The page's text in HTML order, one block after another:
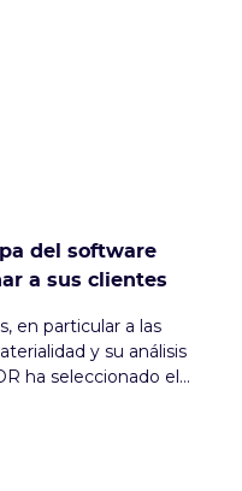
del software
a sus clientes
en particular a las
y su análisis
ha seleccionado el
fortalezas del Hub